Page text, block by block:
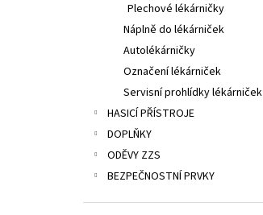
Plechové lékárničky
Náplně do lékárniček
Autolékárničky
Označení lékárniček
Servisní prohlídky lékárniček
HASICÍ PŘÍSTROJE
DOPLŇKY
ODĚVY ZZS
BEZPEČNOSTNÍ PRVKY